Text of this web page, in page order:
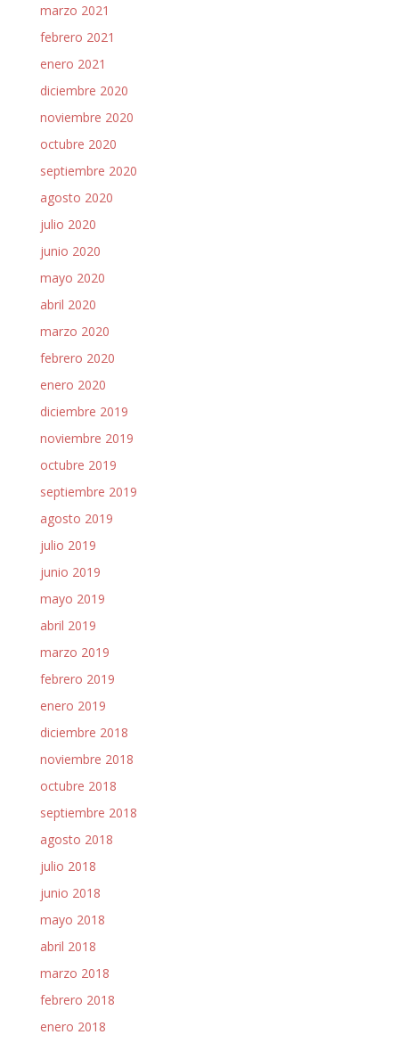
marzo 2021
febrero 2021
enero 2021
diciembre 2020
noviembre 2020
octubre 2020
septiembre 2020
agosto 2020
julio 2020
junio 2020
mayo 2020
abril 2020
marzo 2020
febrero 2020
enero 2020
diciembre 2019
noviembre 2019
octubre 2019
septiembre 2019
agosto 2019
julio 2019
junio 2019
mayo 2019
abril 2019
marzo 2019
febrero 2019
enero 2019
diciembre 2018
noviembre 2018
octubre 2018
septiembre 2018
agosto 2018
julio 2018
junio 2018
mayo 2018
abril 2018
marzo 2018
febrero 2018
enero 2018